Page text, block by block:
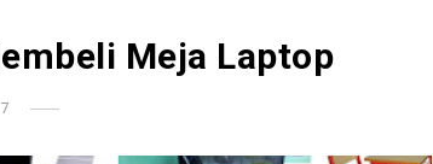
Meja Laptop